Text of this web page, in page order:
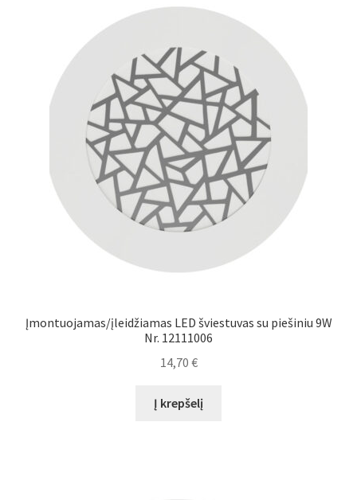
Įmontuojamas/įleidžiamas LED šviestuvas su piešiniu 9W
Nr. 12111006
14,70 €
Į krepšelį